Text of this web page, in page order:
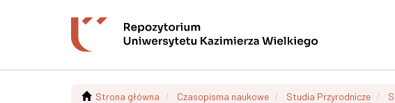
Strona główna Czasopisma naukowe Studia Przyrodnicze